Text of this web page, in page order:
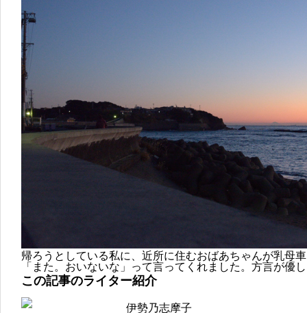
帰ろうとしている私に、近所に住むおばあちゃんが乳母
「また。おいないな」って言ってくれました。方言が優
この記事のライター紹介
伊勢乃志摩子